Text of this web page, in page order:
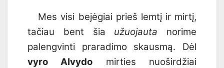
Mes visi bejėgiai prieš lemtį ir mirtį,
tačiau bent šia užuojauta norime
palengvinti praradimo skausmą. Dėl
vyro Alvydo mirties nuoširdžiai